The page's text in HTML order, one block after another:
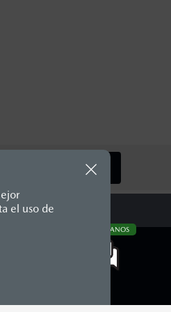
el uso de
SIGUIENTE
CONTÁCTANOS